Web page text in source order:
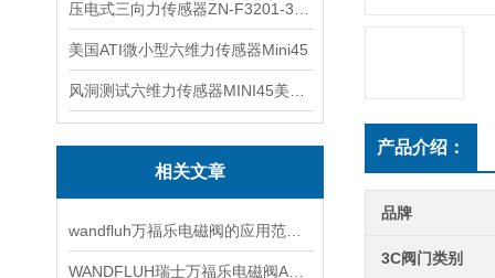
美国ATI微小型六维力传感器Mini45
相关文章
产品介绍：
品牌
3C阀门类别